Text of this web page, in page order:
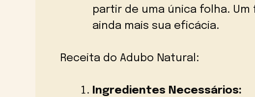
partir de uma única folha.
ainda mais sua eficácia.
Receita do Adubo Natural:
Ingredientes Necessários: